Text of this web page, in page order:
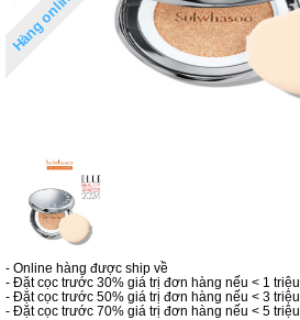
Hàng online
- Online hàng được ship về
- Đặt cọc trước 30% giá trị đơn hàng nếu < 1 triệu
- Đặt cọc trước 50% giá trị đơn hàng nếu < 3 triệu
- Đặt cọc trước 70% giá trị đơn hàng nếu < 5 triệu